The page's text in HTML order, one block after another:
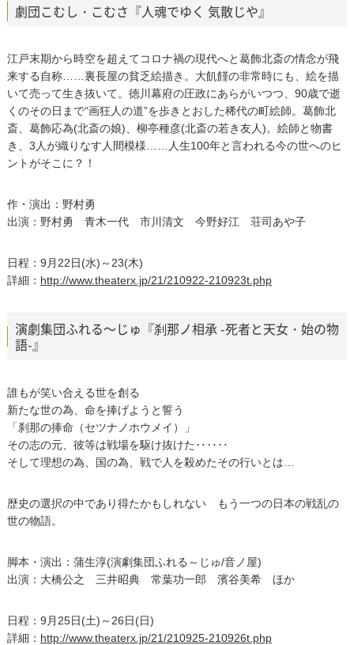
劇団こむし・こむさ『人魂でゆく 気散じや』
江戸末期から時空を超えてコロナ禍の現代へと葛飾北斎の情念が飛
来する自称……裏長屋の貧乏絵描き。大飢饉の非常時にも、絵を描
いて売って生き抜いて。徳川幕府の圧政にあらがいつつ、90歳で逝
くのその日まで“画狂人の道”を歩きとおした稀代の町絵師。葛飾北
斎、葛飾応為(北斎の娘)、柳亭種彦(北斎の若き友人)。絵師と物書
き、3人が織りなす人間模様……人生100年と言われる今の世へのヒ
ントがそこに？！
作・演出：野村勇
出演：野村勇 青木一代 市川清文 今野好江 荘司あや子
日程：9月22日(水)～23(木)
詳細： http://www.theaterx.jp/21/210922-210923t.php
演劇集団ふれる～じゅ『刹那ノ相承 -死者と天女・始の物
語-』
誰もが笑い合える世を創る
新たな世の為、命を捧げようと誓う
「刹那の捧命（セツナノホウメイ）」
その志の元、彼等は戦場を駆け抜けた‥‥‥
そして理想の為、国の為、戦で人を殺めたその行いとは…
歴史の選択の中であり得たかもしれない もう一つの日本の戦乱の
世の物語。
脚本・演出：蒲生淳(演劇集団ふれる～じゅ/音ノ屋)
出演：大橋公之 三井昭典 常葉功一郎 濱谷美希 ほか
日程：9月25日(土)～26日(日)
詳細： http://www.theaterx.jp/21/210925-210926t.php